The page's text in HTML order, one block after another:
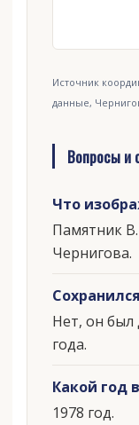
Источник
данные,
Вопросы и
Что
Памятник
Чернигова.
Нет, он был
года.
Какой год
1978 год.